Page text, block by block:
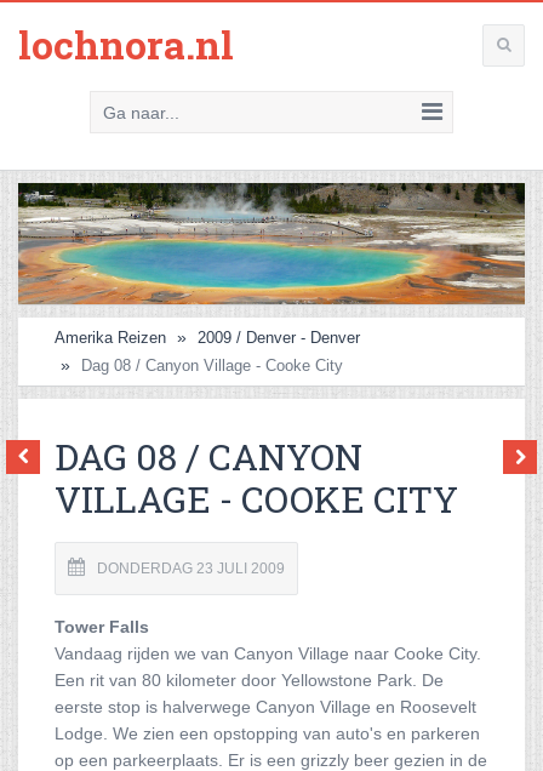
lochnora.nl
Ga naar...
Amerika Reizen
2009 / Denver - Denver
Dag 08 / Canyon Village - Cooke City
DAG 08 / CANYON
VILLAGE - COOKE CITY
DONDERDAG 23 JULI 2009
Tower Falls
Vandaag rijden we van Canyon Village naar Cooke City.
Een rit van 80 kilometer door Yellowstone Park. De
eerste stop is halverwege Canyon Village en Roosevelt
Lodge. We zien een opstopping van auto's en parkeren
op een parkeerplaats. Er is een grizzly beer gezien in de